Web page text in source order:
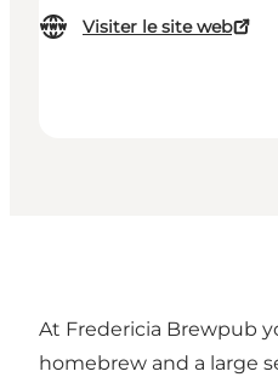
Visiter le site web
At Fredericia Brewpub
homebrew and a large